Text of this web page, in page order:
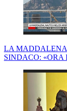
LA
SINDACO: «ORA